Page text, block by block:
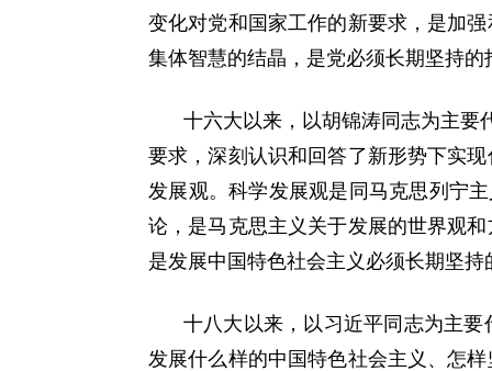
变化对党和国家工作的新要求，是加
集体智慧的结晶，是党必须长期坚持
十六大以来，以胡锦涛同志为主要
要求，深刻认识和回答了新形势下实
发展观。科学发展观是同马克思列宁
论，是马克思主义关于发展的世界观
是发展中国特色社会主义必须长期坚持
十八大以来，以习近平同志为主
发展什么样的中国特色社会主义、怎